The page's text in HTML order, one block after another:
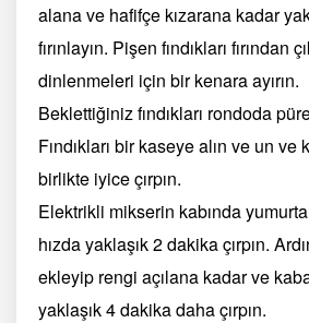
alana ve hafifçe kızarana kadar
fırınlayın. Pişen fındıkları fırından
dinlenmeleri için bir kenara ayırın.
Beklettiğiniz fındıkları rondoda
Fındıkları bir kaseye alın ve un
birlikte iyice çırpın.
Elektrikli mikserin kabında
hızda yaklaşık 2 dakika çırpın.
ekleyip rengi açılana kadar ve
yaklaşık 4 dakika daha çırpın.